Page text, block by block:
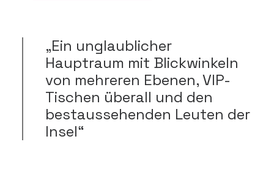
„Ein unglaublicher
Hauptraum mit Blickwinkeln
von mehreren Ebenen, VIP-
Tischen überall und den
bestaussehenden Leuten der
Insel“